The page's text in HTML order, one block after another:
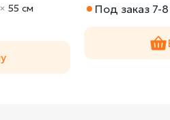
×55 cм
Под заказ 7-